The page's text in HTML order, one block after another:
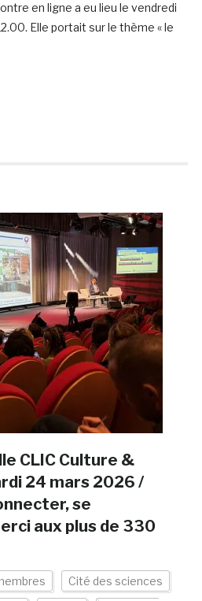
en ligne a eu lieu le vendredi
Elle portait sur le thème « le
CLIC Culture &
24 mars 2026 /
se
aux plus de 330
Cité des sciences